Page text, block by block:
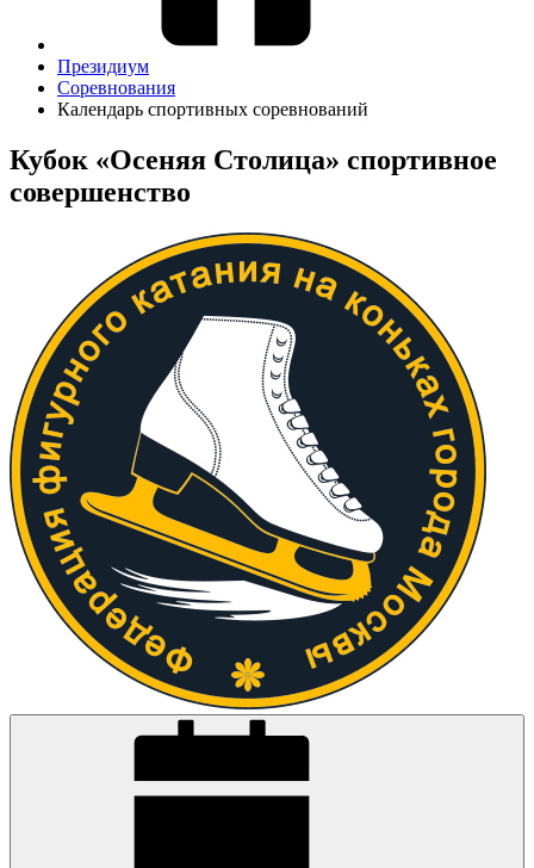
Президиум
Соревнования
Календарь спортивных соревнований
Кубок «Осеняя Столица» спортивное
совершенство